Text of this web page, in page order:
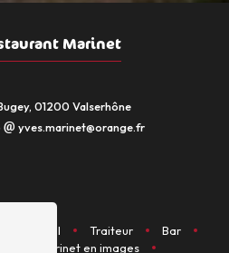
Marinet
01200 Valserhône
yves.marinet@orange.fr
Hôtel Traiteur
Bar
Marinet en images